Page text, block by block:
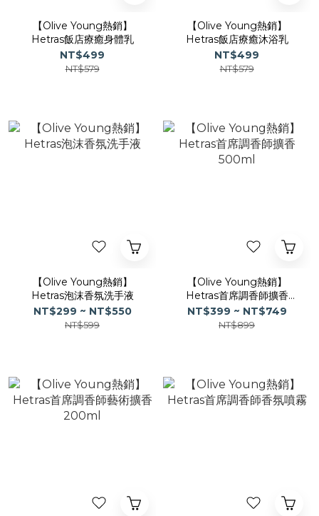
【Olive Young熱銷】
Hetras飯店療癒身體乳
NT$499
NT$579
【Olive Young熱銷】
Hetras飯店療癒沐浴乳
NT$499
NT$579
【Olive Young熱銷】
Hetras泡沫香氛洗手液
NT$299 ~ NT$550
NT$599
【Olive Young熱銷】
Hetras首席調香師擴香
500ml
NT$399 ~ NT$749
NT$899